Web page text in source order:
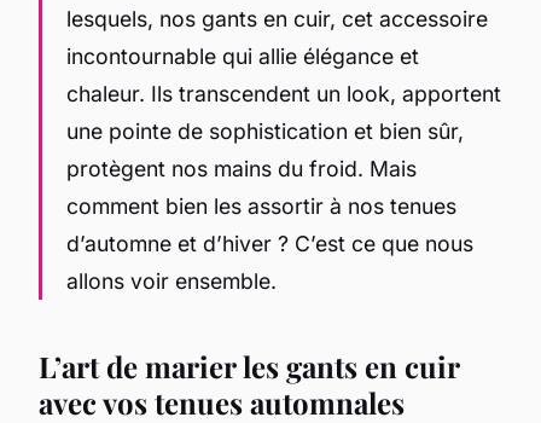
lesquels, nos gants en cuir, cet accessoire
incontournable qui allie élégance et
chaleur. Ils transcendent un look, apportent
une pointe de sophistication et bien sûr,
protègent nos mains du froid. Mais
comment bien les assortir à nos tenues
d’automne et d’hiver ? C’est ce que nous
allons voir ensemble.
L’art de marier les gants en cuir
avec vos tenues automnales